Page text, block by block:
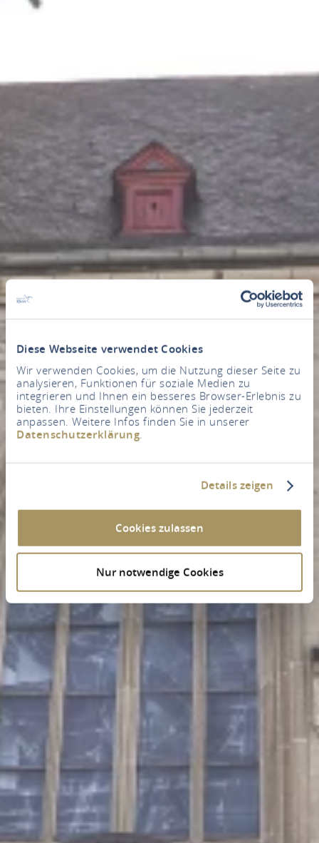
Diese Webseite verwendet Cookies
Wir verwenden Cookies, um die Nutzung dieser Seite zu
analysieren, Funktionen für soziale Medien zu
integrieren und Ihnen ein besseres Browser-Erlebnis zu
bieten. Ihre Einstellungen können Sie jederzeit
anpassen. Weitere Infos finden Sie in unserer
Datenschutzerklärung.
Details zeigen
Cookies zulassen
Nur notwendige Cookies